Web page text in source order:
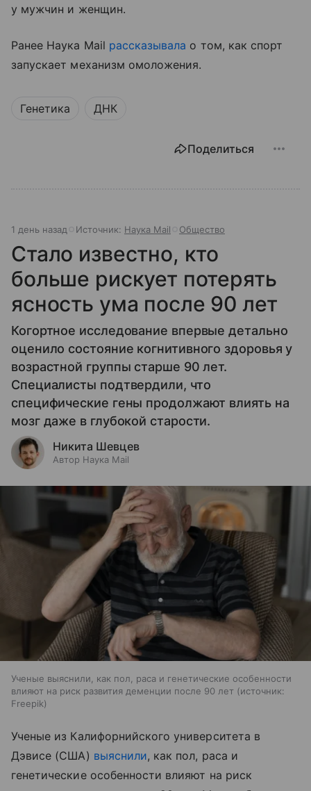
у мужчин и женщин.
Ранее Наука Mail рассказывала о том, как спорт
запускает механизм омоложения.
Генетика ДНК
Поделиться
1 день назад Источник: Наука Mail Общество
Стало известно, кто
больше рискует потерять
ясность ума после 90 лет
Когортное исследование впервые детально
оценило состояние когнитивного здоровья у
возрастной группы старше 90 лет.
Специалисты подтвердили, что
специфические гены продолжают влиять на
мозг даже в глубокой старости.
Никита Шевцев
Автор Наука Mail
Ученые выяснили, как пол, раса и генетические особенности
влияют на риск развития деменции после 90 лет
источник:
Freepik
Ученые из Калифорнийского университета в
Дэвисе (США) выяснили, как пол, раса и
генетические особенности влияют на риск